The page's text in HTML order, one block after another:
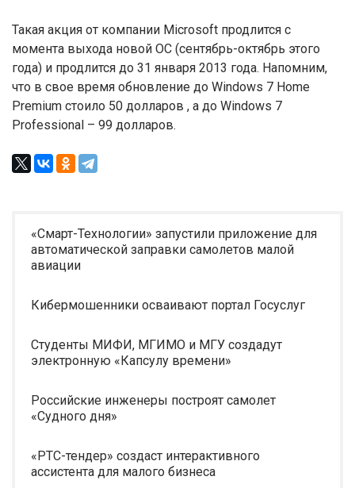
Такая акция от компании Microsoft продлится с
момента выхода новой ОС (сентябрь-октябрь этого
года) и продлится до 31 января 2013 года. Напомним,
что в свое время обновление до Windows 7 Home
Premium стоило 50 долларов , а до Windows 7
Professional – 99 долларов.
«Смарт-Технологии» запустили приложение для
автоматической заправки самолетов малой
авиации
Кибермошенники осваивают портал Госуслуг
Студенты МИФИ, МГИМО и МГУ создадут
электронную «Капсулу времени»
Российские инженеры построят самолет
«Судного дня»
«РТС-тендер» создаст интерактивного
ассистента для малого бизнеса